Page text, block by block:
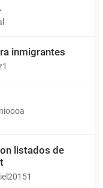
inmigrantes
listados de